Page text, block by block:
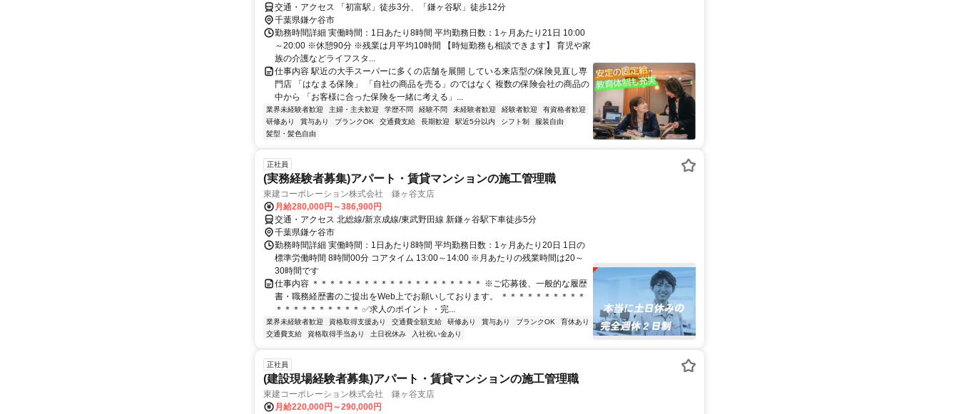
交通・アクセス 「初富駅」徒歩3分、「鎌ヶ谷駅」徒歩12分
千葉県鎌ケ谷市
勤務時間詳細 実働時間：1日あたり8時間 平均勤務日数：1ヶ月あたり21日 10:00
～20:00 ※休憩90分 ※残業は月平均10時間 【時短勤務も相談できます】 育児や家
族の介護などライフスタ...
仕事内容 駅近の大手スーパーに多くの店舗を展開 している来店型の保険見直し専
門店 「はなまる保険」 「自社の商品を売る」のではなく 複数の保険会社の商品の
中から 「お客様に合った保険を一緒に考える」...
業界未経験者歓迎 主婦・主夫歓迎 学歴不問 経験不問 未経験者歓迎 経験者歓迎
有資格者歓迎
研修あり
賞与あり ブランクOK 交通費支給 長期歓迎 駅近5分以内 シフト制
服装自由
髪型・髪色自由
正社員
(実務経験者募集)アパート・賃貸マンションの施工管理職
東建コーポレーション株式会社 鎌ヶ谷支店
月給280,000円～386,900円
交通・アクセス 北総線/新京成線/東武野田線 新鎌ヶ谷駅下車徒歩5分
千葉県鎌ケ谷市
勤務時間詳細 実働時間：1日あたり8時間 平均勤務日数：1ヶ月あたり20日 1日の
標準労働時間 8時間00分 コアタイム 13:00～14:00 ※月あたりの残業時間は20～
30時間です
仕事内容 ＊＊＊＊＊＊＊＊＊＊＊＊＊＊＊＊＊＊＊＊ ※ご応募後、一般的な履歴
書・職務経歴書のご提出をWeb上でお願いしております。 ＊＊＊＊＊＊＊＊＊＊
＊＊＊＊＊＊＊＊＊＊ ✅求人のポイント ・完...
業界未経験者歓迎 資格取得支援あり 交通費全額支給 研修あり 賞与あり ブランクOK
育休あり
交通費支給
資格取得手当あり 土日祝休み 入社祝い金あり
正社員
(建設現場経験者募集)アパート・賃貸マンションの施工管理職
東建コーポレーション株式会社 鎌ヶ谷支店
月給220,000円～290,000円